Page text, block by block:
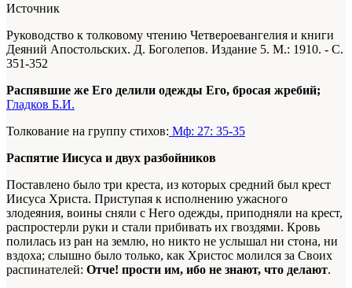
Источник
Руководство к толковому чтению Четвероевангелия и книги
Деяний Апостольских. Д. Боголепов. Издание 5. М.: 1910. - С.
351-352
Распявшие же Его делили одежды Его, бросая жребий;
Гладков Б.И.
Толкование на группу стихов: Мф: 27: 35-35
Распятие Иисуса и двух разбойников
Поставлено было три креста, из которых средний был крест
Иисуса Христа. Приступая к исполнению ужасного
злодеяния, воины сняли с Него одежды, приподняли на крест,
распростерли руки и стали прибивать их гвоздями. Кровь
полилась из ран на землю, но никто не услышал ни стона, ни
вздоха; слышно было только, как Христос молился за Своих
распинателей: Отче! прости им, ибо не знают, что делают.